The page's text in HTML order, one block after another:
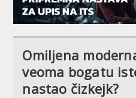
Omiljena
veoma bogatu
nastao čizkejk?